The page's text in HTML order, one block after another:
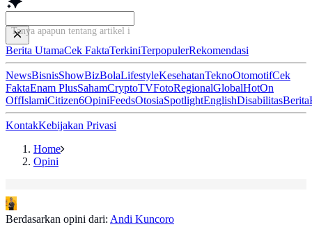
Tanya apapun tentang artikel ini...
Berita UtamaCek FaktaTerkiniTerpopulerRekomendasi
NewsBisnisShowBizBolaLifestyleKesehatanTeknoOtomotifCek
FaktaEnam PlusSahamCryptoTVFotoRegionalGlobalHotOn
OffIslamiCitizen6OpiniFeedsOtosiaSpotlightEnglishDisabilitasBerita
KontakKebijakan Privasi
Home
Opini
Berdasarkan opini dari: Andi Kuncoro